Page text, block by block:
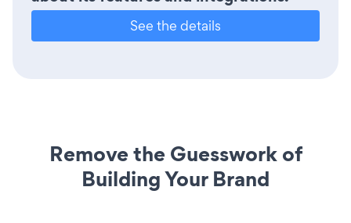
See the details
Remove the Guesswork of
Building Your Brand